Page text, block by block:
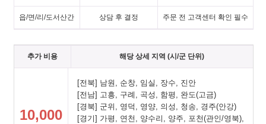
읍/면/리/도서산간 상담 후 결정 주문 전 고객센터 확인 필수
추가 비용 해당 상세 지역 (시/군 단위)
10,000
[전북] 남원, 순창, 임실, 장수, 진안
[전남] 고흥, 구례, 곡성, 함평, 완도(고금)
[경북] 군위, 영덕, 영양, 의성, 청송, 경주(안강)
[경기] 가평, 연천, 양수리, 양주, 포천(관인/영북),